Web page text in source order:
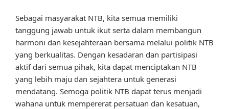
Sebagai masyarakat NTB, kita semua memiliki
tanggung jawab untuk ikut serta dalam membangun
harmoni dan kesejahteraan bersama melalui politik NTB
yang berkualitas. Dengan kesadaran dan partisipasi
aktif dari semua pihak, kita dapat menciptakan NTB
yang lebih maju dan sejahtera untuk generasi
mendatang. Semoga politik NTB dapat terus menjadi
wahana untuk mempererat persatuan dan kesatuan,